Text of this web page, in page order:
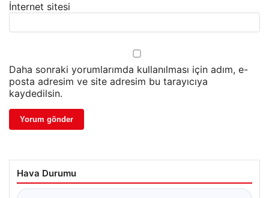
İnternet sitesi
Daha sonraki yorumlarımda kullanılması için adım, e-
posta adresim ve site adresim bu tarayıcıya
kaydedilsin.
Hava Durumu